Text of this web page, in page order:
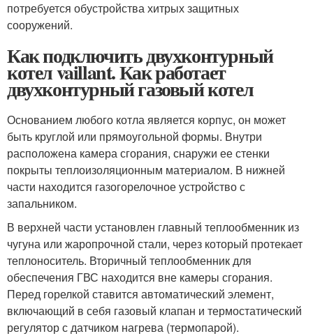
потребуется обустройства хитрых защитных
сооружений.
Как подключить двухконтурный
котел vaillant. Как работает
двухконтурный газовый котел
Основанием любого котла является корпус, он может
быть круглой или прямоугольной формы. Внутри
расположена камера сгорания, снаружи ее стенки
покрыты теплоизоляционным материалом. В нижней
части находится газогорелочное устройство с
запальником.
В верхней части установлен главный теплообменник из
чугуна или жаропрочной стали, через который протекает
теплоноситель. Вторичный теплообменник для
обеспечения ГВС находится вне камеры сгорания.
Перед горелкой ставится автоматический элемент,
включающий в себя газовый клапан и термостатический
регулятор с датчиком нагрева (термопарой).